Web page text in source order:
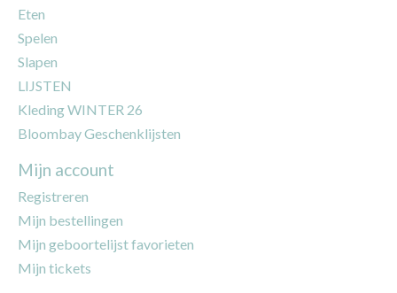
Eten
Spelen
Slapen
LIJSTEN
Kleding WINTER 26
Bloombay Geschenklijsten
Mijn account
Registreren
Mijn bestellingen
Mijn geboortelijst favorieten
Mijn tickets